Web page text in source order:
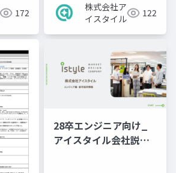
172
株式会社ア
イスタイル
122
28卒エンジニア向け_
アイスタイル会社説明